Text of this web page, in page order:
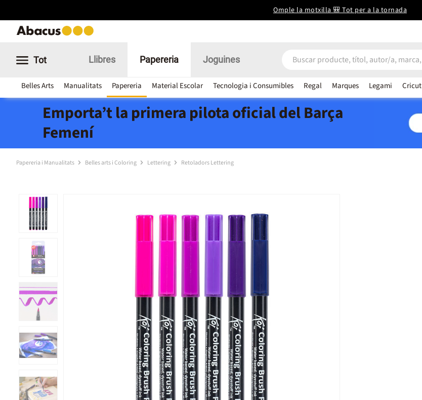
Omple la motxilla 🎒 Tot per a la tornada
Tot Llibres Papereria
Belles Arts Manualitats Papereria Material Escolar Tecnologia i Consumibles Regal Marques Legami Cricut
Joguines
Emporta’t la primera pilota oficial del Barça
Femení
Papereria i Manualitats Belles arts i Coloring Lettering Retoladors Lettering